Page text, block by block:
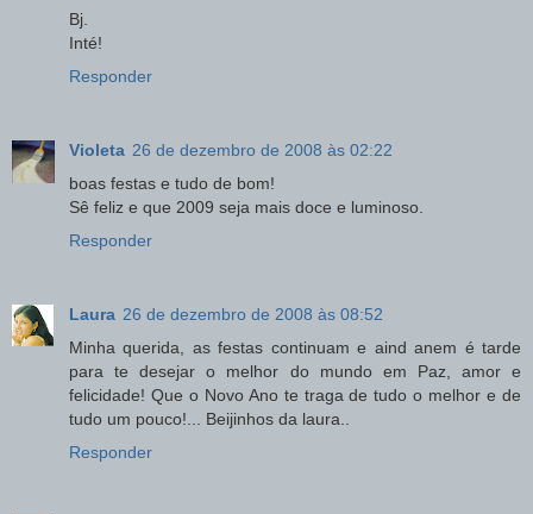
Bj.
Inté!
Responder
Violeta 26 de dezembro de 2008 às 02:22
boas festas e tudo de bom!
Sê feliz e que 2009 seja mais doce e luminoso.
Responder
Laura 26 de dezembro de 2008 às 08:52
Minha querida, as festas continuam e aind anem é tarde
para te desejar o melhor do mundo em Paz, amor e
felicidade! Que o Novo Ano te traga de tudo o melhor e de
tudo um pouco!... Beijinhos da laura..
Responder